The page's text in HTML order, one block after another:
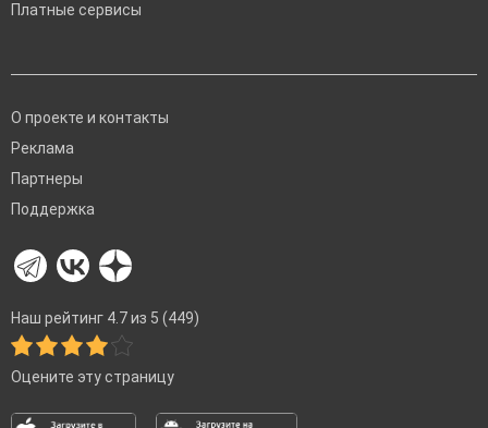
Платные сервисы
О проекте и контакты
Реклама
Партнеры
Поддержка
Наш рейтинг 4.7 из 5 (449)
Оцените эту страницу